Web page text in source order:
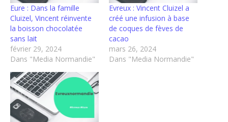
Eure : Dans la famille
Cluizel, Vincent réinvente
la boisson chocolatée
sans lait
février 29, 2024
Dans "Media Normandie"
Evreux : Vincent Cluizel a
créé une infusion à base
de coques de fèves de
cacao
mars 26, 2024
Dans "Media Normandie"